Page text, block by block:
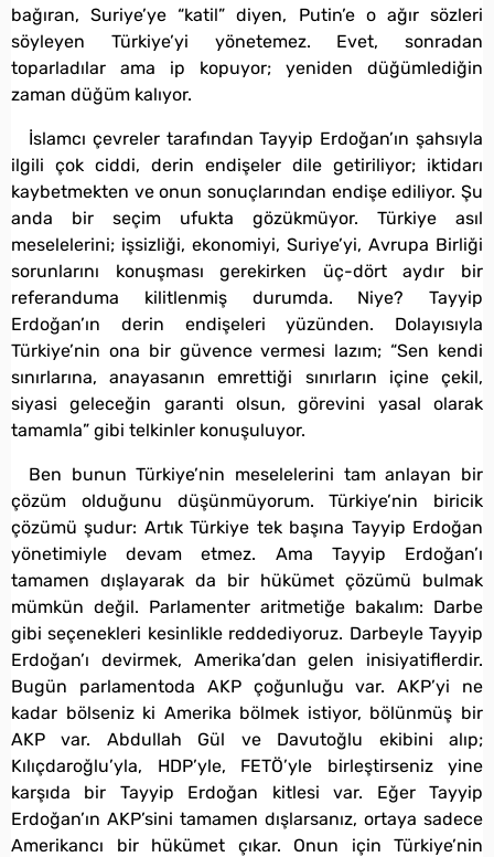
bağıran, Suriye’ye “katil” diyen, Putin’e o ağır sözleri
söyleyen Türkiye’yi yönetemez. Evet, sonradan
toparladılar ama ip kopuyor; yeniden düğümlediğin
zaman düğüm kalıyor.
İslamcı çevreler tarafından Tayyip Erdoğan’ın şahsıyla
ilgili çok ciddi, derin endişeler dile getiriliyor; iktidarı
kaybetmekten ve onun sonuçlarından endişe ediliyor. Şu
anda bir seçim ufukta gözükmüyor. Türkiye asıl
meselelerini; işsizliği, ekonomiyi, Suriye’yi, Avrupa Birliği
sorunlarını konuşması gerekirken üç-dört aydır bir
referanduma kilitlenmiş durumda. Niye? Tayyip
Erdoğan’ın derin endişeleri yüzünden. Dolayısıyla
Türkiye’nin ona bir güvence vermesi lazım; “Sen kendi
sınırlarına, anayasanın emrettiği sınırların içine çekil,
siyasi geleceğin garanti olsun, görevini yasal olarak
tamamla” gibi telkinler konuşuluyor.
Ben bunun Türkiye’nin meselelerini tam anlayan bir
çözüm olduğunu düşünmüyorum. Türkiye’nin biricik
çözümü şudur: Artık Türkiye tek başına Tayyip Erdoğan
yönetimiyle devam etmez. Ama Tayyip Erdoğan’ı
tamamen dışlayarak da bir hükümet çözümü bulmak
mümkün değil. Parlamenter aritmetiğe bakalım: Darbe
gibi seçenekleri kesinlikle reddediyoruz. Darbeyle Tayyip
Erdoğan’ı devirmek, Amerika’dan gelen inisiyatiflerdir.
Bugün parlamentoda AKP çoğunluğu var. AKP’yi ne
kadar bölseniz ki Amerika bölmek istiyor, bölünmüş bir
AKP var. Abdullah Gül ve Davutoğlu ekibini alıp;
Kılıçdaroğlu’yla, HDP’yle, FETÖ’yle birleştirseniz yine
karşıda bir Tayyip Erdoğan kitlesi var. Eğer Tayyip
Erdoğan’ın AKP’sini tamamen dışlarsanız, ortaya sadece
Amerikancı bir hükümet çıkar. Onun için Türkiye’nin